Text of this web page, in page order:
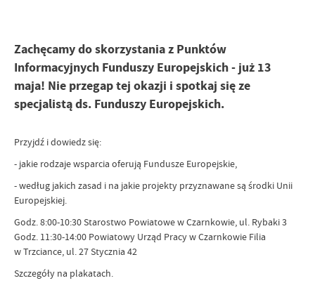
Zachęcamy do skorzystania z Punktów
Informacyjnych Funduszy Europejskich - już 13
maja! Nie przegap tej okazji i spotkaj się ze
specjalistą ds. Funduszy Europejskich.
Przyjdź i dowiedz się:
- jakie rodzaje wsparcia oferują Fundusze Europejskie,
- według jakich zasad i na jakie projekty przyznawane są środki Unii
Europejskiej.
Godz. 8:00-10:30 Starostwo Powiatowe w Czarnkowie, ul. Rybaki 3
Godz. 11:30-14:00 Powiatowy Urząd Pracy w Czarnkowie Filia
w Trzciance, ul. 27 Stycznia 42
Szczegóły na plakatach.